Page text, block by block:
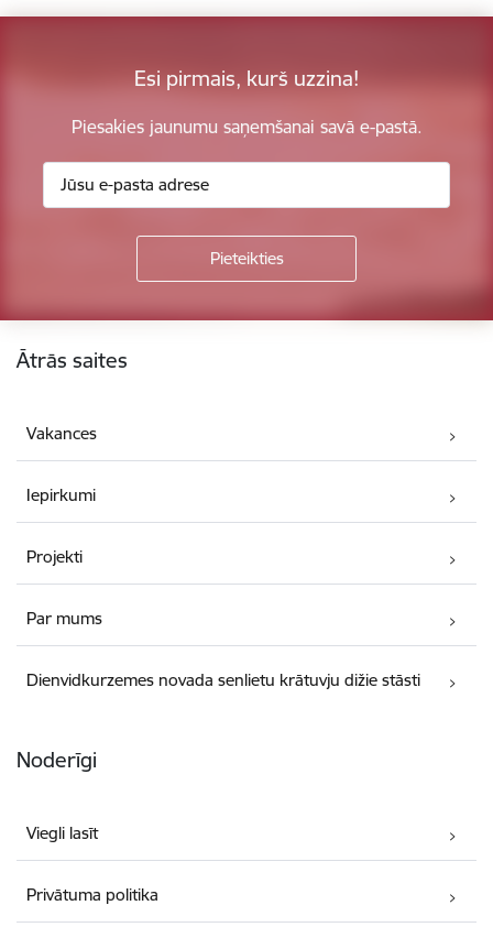
Esi pirmais, kurš uzzina!
Piesakies jaunumu saņemšanai savā e-pastā.
Ātrās saites
Vakances
Iepirkumi
Projekti
Par mums
Dienvidkurzemes novada senlietu krātuvju dižie stāsti
Noderīgi
Viegli lasīt
Privātuma politika